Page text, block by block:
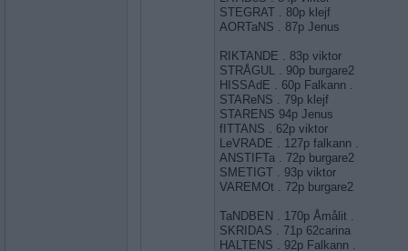
STEGRAT . 80p klejf
AORTaNS . 87p Jenus
RIKTANDE . 83p viktor
STRÅGUL . 90p burgare2
HISSAdE . 60p Falkann .
STAReNS . 79p klejf
STARENS 94p Jenus
fITTANS . 62p viktor
LeVRADE . 127p falkann .
ANSTIFTa . 72p burgare2
SMETIGT . 93p viktor
VAREMOt . 72p burgare2
TaNDBEN . 170p Åmålit .
SKRIDAS . 71p 62carina
HALTENS . 92p Falkann .